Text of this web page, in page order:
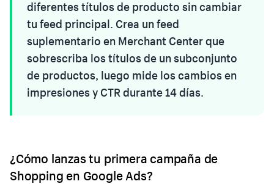
diferentes títulos de producto sin cambiar
tu feed principal. Crea un feed
suplementario en Merchant Center que
sobrescriba los títulos de un subconjunto
de productos, luego mide los cambios en
impresiones y CTR durante 14 días.
¿Cómo lanzas tu primera campaña de
Shopping en Google Ads?